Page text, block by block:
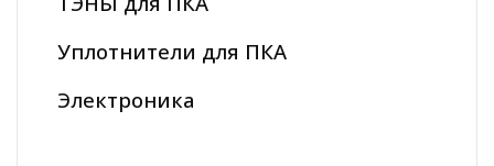
Уплотнители для ПКА
Электроника